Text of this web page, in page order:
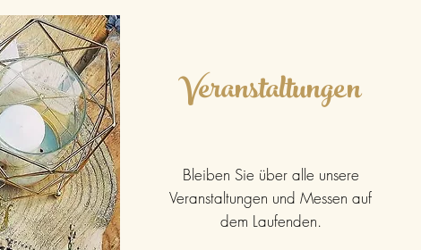
Veranstaltungen
Bleiben Sie über alle unsere
Veranstaltungen und Messen auf
dem Laufenden.